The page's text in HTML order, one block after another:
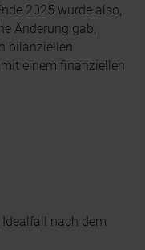
2025 wurde also,
Änderung gab,
bilanziellen
einem finanziellen
nach dem